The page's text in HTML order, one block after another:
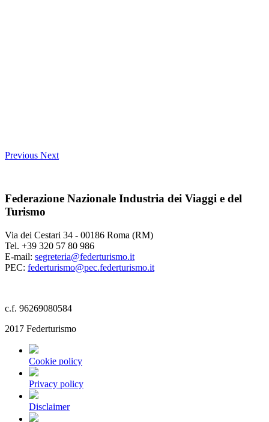
Previous Next
Federazione Nazionale Industria dei Viaggi e del
Turismo
Via dei Cestari 34 - 00186 Roma (RM)
Tel. +39 320 57 80 986
E-mail: segreteria@federturismo.it
PEC: federturismo@pec.federturismo.it
c.f. 96269080584
2017 Federturismo
Cookie policy
Privacy policy
Disclaimer